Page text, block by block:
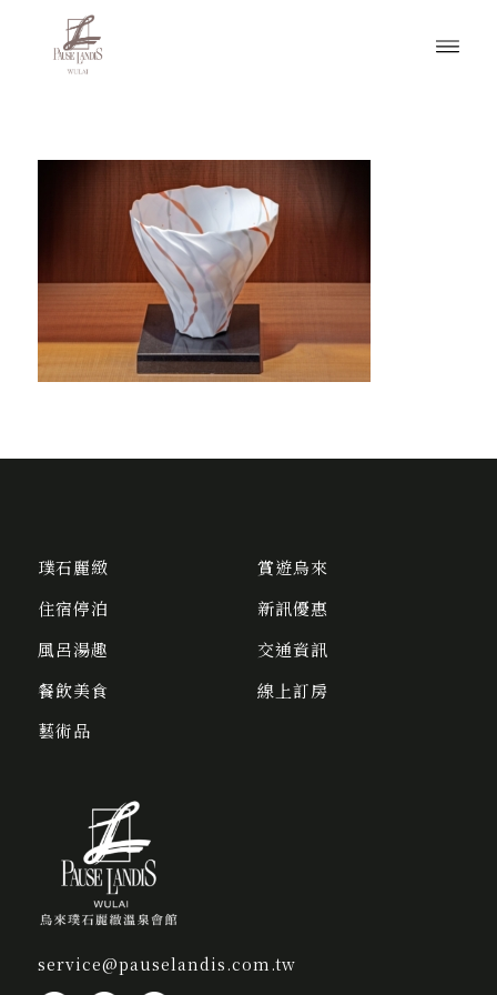
璞石麗緻
住宿停泊
風呂湯趣
餐飲美食
藝術品
賞遊烏來
新訊優惠
交通資訊
線上訂房
service@pauselandis.com.tw